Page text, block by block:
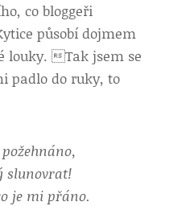
co bloggeři
působí dojmem
louky. Tak jsem se
padlo do ruky, to
slunovrat!
je mi přáno.